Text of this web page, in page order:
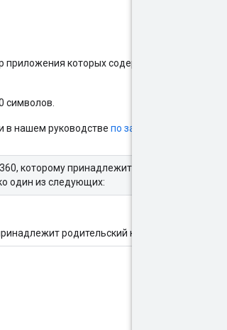
приложения которых содержит «google»:
символов.
нашем руководстве по запросам фильтров
которому принадлежит родительский канал.
один из следующих:
родительский канал.